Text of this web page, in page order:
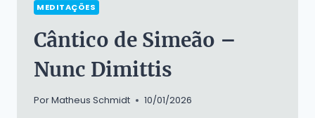
MEDITAÇÕES
Cântico de Simeão –
Nunc Dimittis
PorMatheus Schmidt 10/01/2026